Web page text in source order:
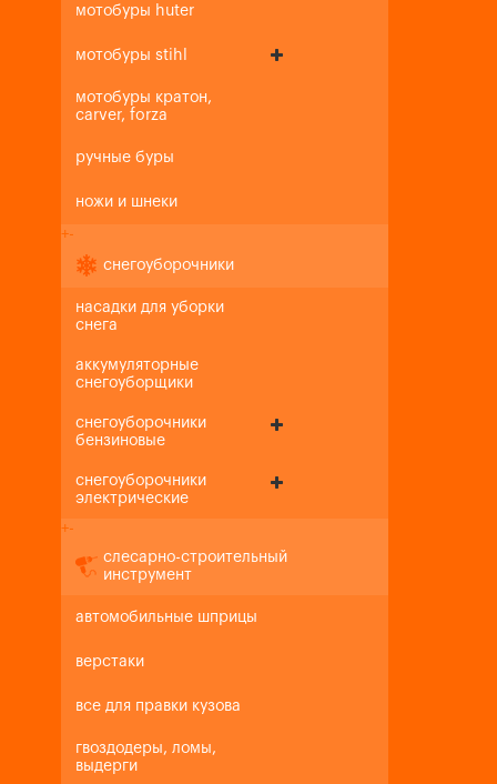
мотобуры huter
мотобуры stihl
мотобуры кратон,
carver, forza
ручные буры
ножи и шнеки
+-
снегоуборочники
насадки для уборки
снега
аккумуляторные
снегоуборщики
снегоуборочники
бензиновые
снегоуборочники
электрические
+-
слесарно-строительный
инструмент
автомобильные шприцы
верстаки
все для правки кузова
гвоздодеры, ломы,
выдерги